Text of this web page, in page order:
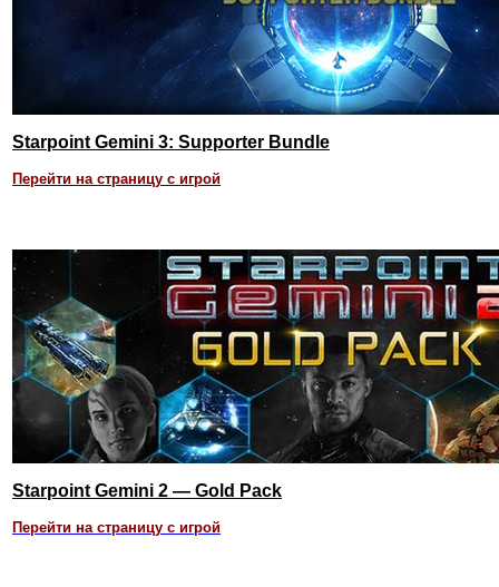
Starpoint Gemini 3: Supporter Bundle
Перейти на страницу с игрой
Starpoint Gemini 2 — Gold Pack
Перейти на страницу с игрой